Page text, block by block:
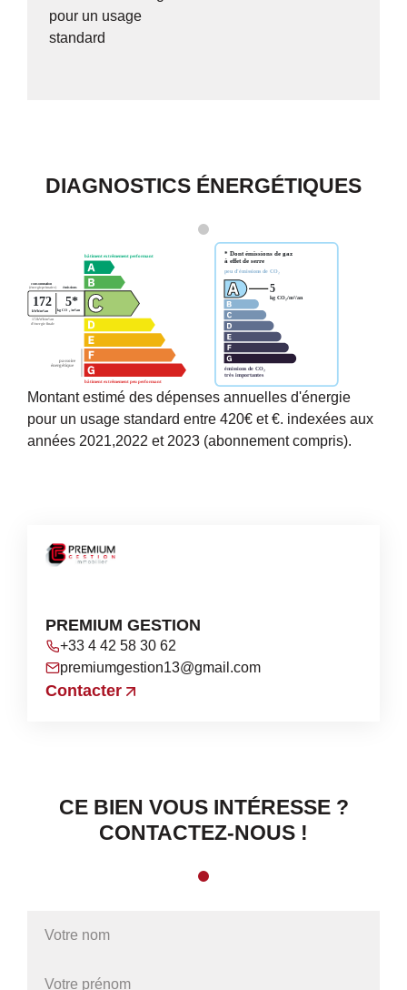
pour un usage
standard
DIAGNOSTICS ÉNERGÉTIQUES
Montant estimé des dépenses annuelles d'énergie
pour un usage standard entre 420€ et €. indexées aux
années 2021,2022 et 2023 (abonnement compris).
PREMIUM GESTION
+33 4 42 58 30 62
premiumgestion13@gmail.com
Contacter
CE BIEN VOUS INTÉRESSE ?
CONTACTEZ-NOUS !